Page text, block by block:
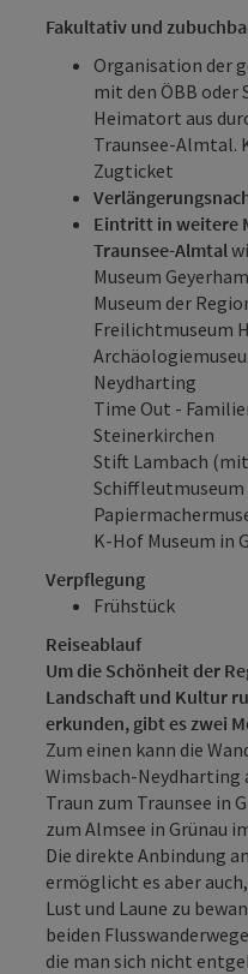
Fakultativ und
Organisation der
mit den ÖBB oder
Heimatort aus
Traunsee-Almtal.
Zugticket
Eintritt in weitere
Traunsee-Almtal
Museum
Museum der
Freilichtmuseum
Neydharting
Time Out -
Steinerkirchen
Stift Lambach
Schiffleutmuseum
K-Hof Museum in
Verpflegung
Frühstück
Reiseablauf
Um die Schönheit der
Landschaft und Kultur
erkunden, gibt es zwei
Zum einen kann die
Wimsbach-Neydharting
Traun zum Traunsee in
zum Almsee in Grünau
Die direkte Anbindung
ermöglicht es aber
Lust und Laune zu
beiden
die man sich nicht